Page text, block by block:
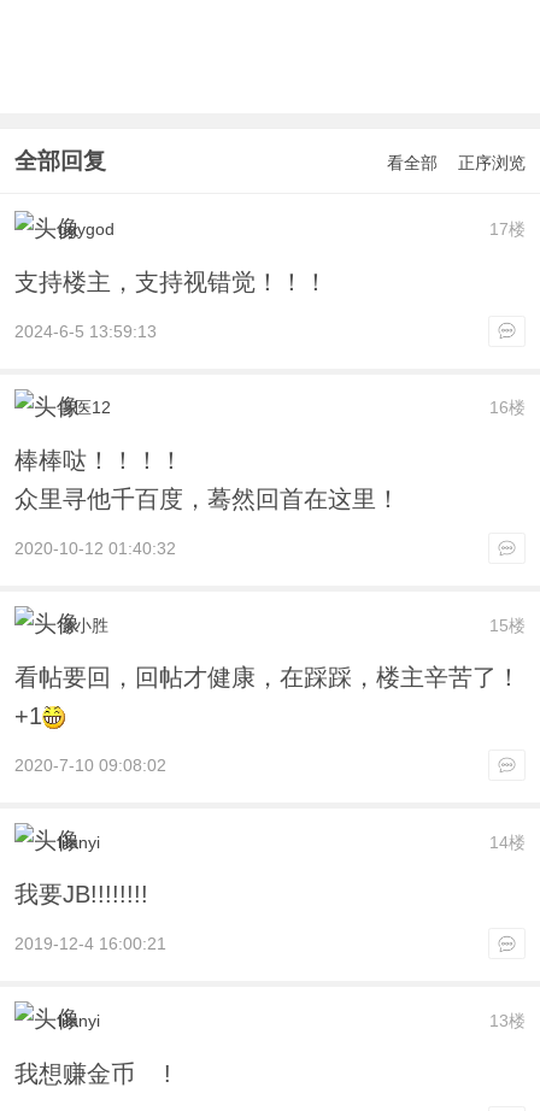
全部回复 看全部 正序浏览
17楼
ggygod
支持楼主，支持视错觉！！！
2024-6-5 13:59:13
16楼
兽医12
棒棒哒！！！！
众里寻他千百度，蓦然回首在这里！
2020-10-12 01:40:32
15楼
徐小胜
看帖要回，回帖才健康，在踩踩，楼主辛苦了！
+1
2020-7-10 09:08:02
14楼
lilanyi
我要JB!!!!!!!!
2019-12-4 16:00:21
13楼
lilanyi
我想赚金币 !